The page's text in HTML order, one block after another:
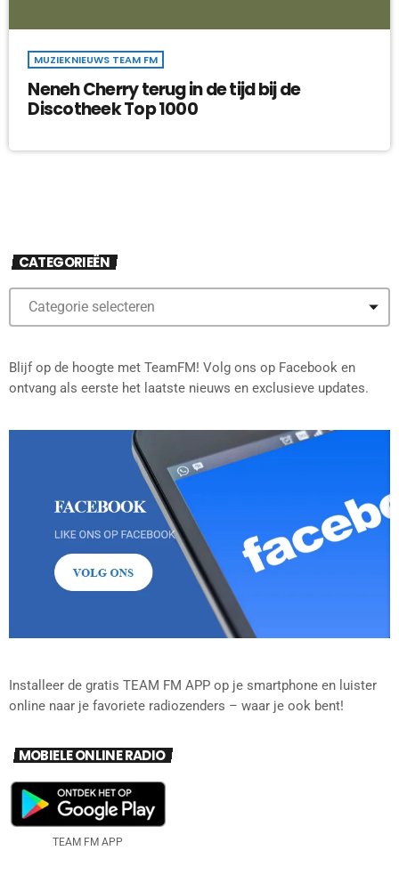
MUZIEKNIEUWS TEAM FM
Neneh Cherry terug in de tijd bij de
Discotheek Top 1000
CATEGORIEËN
Blijf op de hoogte met TeamFM! Volg ons op Facebook en
ontvang als eerste het laatste nieuws en exclusieve updates.
Installeer de gratis TEAM FM APP op je smartphone en luister
online naar je favoriete radiozenders – waar je ook bent!
MOBIELE ONLINE RADIO
TEAM FM APP